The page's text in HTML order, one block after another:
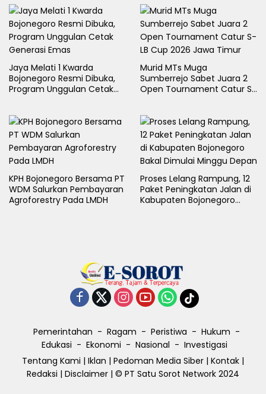
Jaya Melati 1 Kwarda
Bojonegoro Resmi Dibuka,
Program Unggulan Cetak
Murid MTs Muga
Sumberrejo Sabet Juara 2
Open Tournament Catur S-
KPH Bojonegoro Bersama PT
WDM Salurkan Pembayaran
Agroforestry Pada LMDH
Proses Lelang Rampung, 12
Paket Peningkatan Jalan di
Kabupaten Bojonegoro
Pemerintahan Ragam Peristiwa
Hukum
Edukasi
Ekonomi Nasional
Investigasi
Tentang Kami | Iklan | Pedoman Media Siber | Kontak |
Redaksi | Disclaimer | © PT Satu Sorot Network 2024